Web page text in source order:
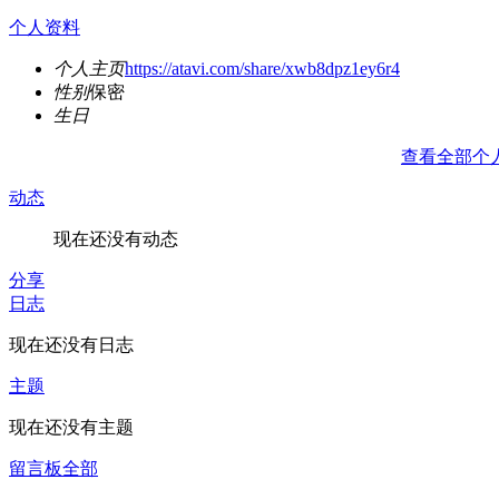
个人资料
个人主页https://atavi.com/share/xwb8dpz1ey6r4
性别保密
生日
查看全部个
动态
现在还没有动态
分享
日志
现在还没有日志
主题
现在还没有主题
留言板全部